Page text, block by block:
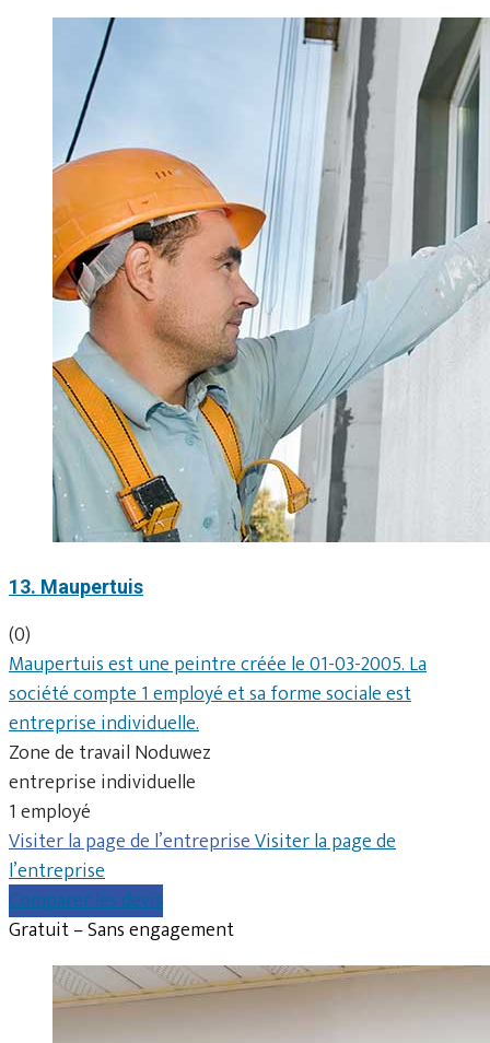
13. Maupertuis
(0)
Maupertuis est une peintre créée le 01-03-2005. La
société compte 1 employé et sa forme sociale est
entreprise individuelle.
Zone de travail Noduwez
entreprise individuelle
1 employé
Visiter la page de l’entrepriseVisiter la page de
l’entreprise
Comparer les devis
Gratuit – Sans engagement